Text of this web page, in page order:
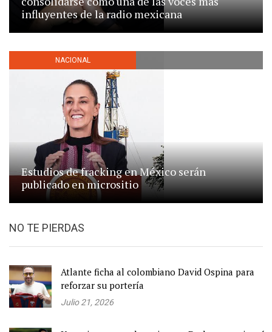
influyentes de la radio mexicana
NACIONAL
Estudios de fracking en México serán
publicado en micrositio
NO TE PIERDAS
Atlante ficha al colombiano David Ospina para
reforzar su portería
Julio 21, 2026